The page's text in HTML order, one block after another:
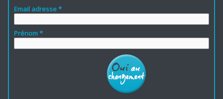
Email adresse *
Prénom *